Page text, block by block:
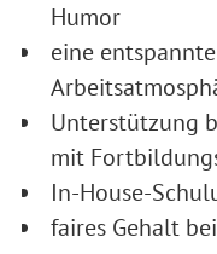
Humor
eine
Unterstützung
mit
In-House-
faires Gehalt